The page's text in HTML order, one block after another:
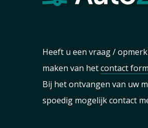
Heeft u een vraag /
maken van hetcontact
Bij het ontvangen van uw
spoedig mogelijk contact